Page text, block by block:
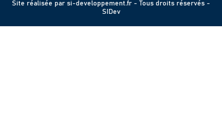
Site réalisée par si-developpement.fr - Tous droits réservés -
SIDev